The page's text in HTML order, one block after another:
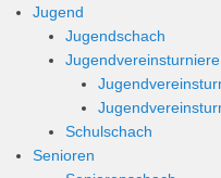
Jugend
Jugendschach
Jugendvereinsturniere
Schulschach
Senioren